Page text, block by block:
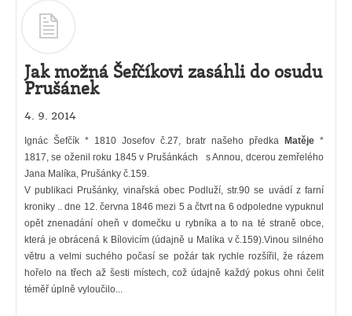
Jak možná Šefčíkovi zasáhli do osudu
Prušánek
4. 9. 2014
Ignác Šefčík * 1810 Josefov č.27, bratr našeho předka Matěje *
1817, se oženil roku 1845 v Prušánkách s Annou, dcerou zemřelého
Jana Malíka, Prušánky č.159.
V publikaci Prušánky, vinařská obec Podluží, str.90 se uvádí z farní
kroniky .. dne 12. června 1846 mezi 5 a čtvrt na 6 odpoledne vypuknul
opět znenadání oheň v domečku u rybníka a to na té straně obce,
která je obrácená k Bílovicím (údajně u Malíka v č.159).Vinou silného
větru a velmi suchého počasí se požár tak rychle rozšířil, že rázem
hořelo na třech až šesti místech, což údajně každý pokus ohni čelit
téměř úplně vyloučilo...